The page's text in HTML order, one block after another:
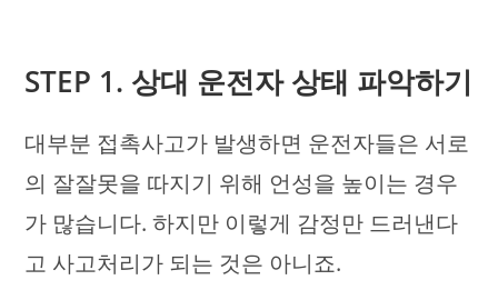
STEP 1. 상대 운전자 상태 파악하기
대부분 접촉사고가 발생하면 운전자들은 서로
의 잘잘못을 따지기 위해 언성을 높이는 경우
가 많습니다. 하지만 이렇게 감정만 드러낸다
고 사고처리가 되는 것은 아니죠.